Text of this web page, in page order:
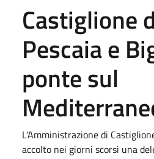
Castiglione
Pescaia e
ponte sul
L'Amministrazione di
accolto nei giorni scorsi una